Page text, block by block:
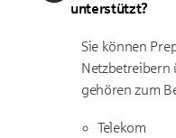
unterstützt?
Sie können
Netzbetreibern
gehören zum
Telekom